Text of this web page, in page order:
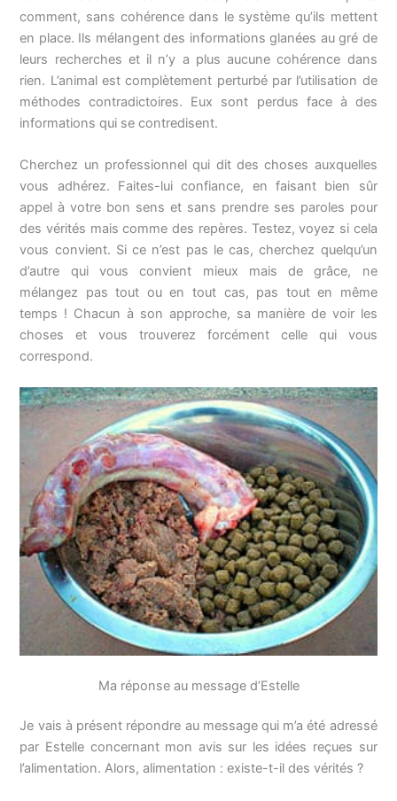
comment, sans cohérence dans le système qu’ils mettent
en place. Ils mélangent des informations glanées au gré de
leurs recherches et il n’y a plus aucune cohérence dans
rien. L’animal est complètement perturbé par l’utilisation de
méthodes contradictoires. Eux sont perdus face à des
informations qui se contredisent.
Cherchez un professionnel qui dit des choses auxquelles
vous adhérez. Faites-lui confiance, en faisant bien sûr
appel à votre bon sens et sans prendre ses paroles pour
des vérités mais comme des repères. Testez, voyez si cela
vous convient. Si ce n’est pas le cas, cherchez quelqu’un
d’autre qui vous convient mieux mais de grâce, ne
mélangez pas tout ou en tout cas, pas tout en même
temps ! Chacun à son approche, sa manière de voir les
choses et vous trouverez forcément celle qui vous
correspond.
Ma réponse au message d’Estelle
Je vais à présent répondre au message qui m’a été adressé
par Estelle concernant mon avis sur les idées reçues sur
l’alimentation. Alors, alimentation : existe-t-il des vérités ?